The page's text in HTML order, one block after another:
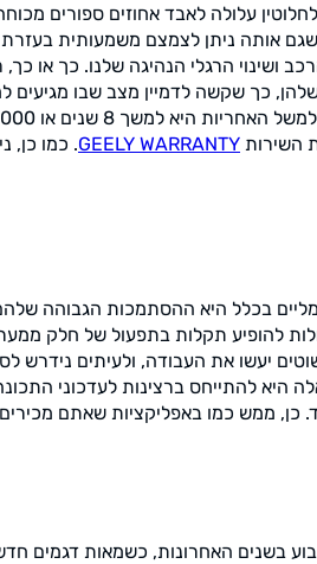
עלולה לאבד אחוזים ספורים
אותה ניתן לצמצם משמעותית בעזרת
ושינוי הרגלי הנהיגה שלנו. כך או
כך שקשה לדמיין מצב שבו מגיעים
GEELY WARRANTY. כמו כן,
בכלל היא ההסתמכות הגבוהה
להופיע תקלות בתפעול של חלק
יעשו את העבודה, ולעיתים נידרש
היא להתייחס ברצינות לעדכוני
כן, ממש כמו באפליקציות שאתם
בשנים האחרונות, כשמאות דגמים